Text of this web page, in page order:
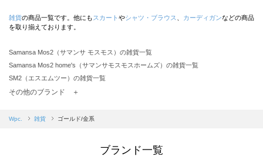
雑貨の商品一覧です。他にも スカート やシャツ・ブラウス カーディガンなどの商品
を取り揃えております。
Samansa Mos2（サマンサ モスモス）の雑貨一覧
Samansa Mos2 home's（サマンサモスモスホームズ）の雑貨一覧
SM2（エスエムツー）の雑貨一覧
TSUHARU by Samansa Mos2（ツハルバイサマンサモスモス）の雑貨一覧
Samansa Mos2 blue（サマンサモスモス ブルー）の雑貨一覧
sō4ū（ソウフォーユー）の雑貨一覧
その他のブランド ＋
Wpc. 雑貨 ゴールド/金系
ブランド一覧